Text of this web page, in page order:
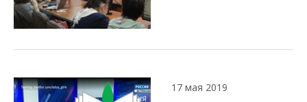
17 мая 2019